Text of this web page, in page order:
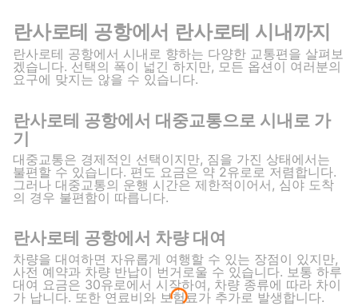
란사로테 공항에서 란사로테 시내까지
란사로테 공항에서 시내로 향하는 다양한 교통편을 살펴보
겠습니다. 선택의 폭이 넓긴 하지만, 모든 옵션이 여러분의
요구에 맞지는 않을 수 있습니다.
란사로테 공항에서 대중교통으로 시내로 가
기
대중교통은 경제적인 선택이지만, 짐을 가진 상태에서는
불편할 수 있습니다. 편도 요금은 약 2유로로 저렴합니다.
그러나 대중교통의 운행 시간은 제한적이어서, 심야 도착
의 경우 불편함이 따릅니다.
란사로테 공항에서 차량 대여
차량을 대여하면 자유롭게 여행할 수 있는 장점이 있지만,
사전 예약과 차량 반납이 번거로울 수 있습니다. 보통 하루
대여 요금은 30유로에서 시작하여, 차량 종류에 따라 차이
가 납니다. 또한 연료비와 보험료가 추가로 발생합니다.